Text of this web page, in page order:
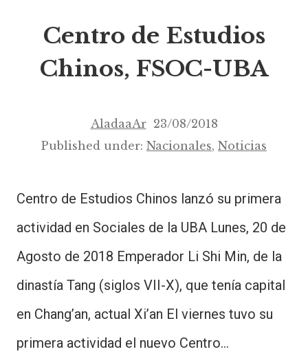
Centro de Estudios
Chinos, FSOC-UBA
AladaaAr 23/08/2018
Published under: Nacionales, Noticias
Centro de Estudios Chinos lanzó su primera
actividad en Sociales de la UBA Lunes, 20 de
Agosto de 2018 Emperador Li Shi Min, de la
dinastía Tang (siglos VII-X), que tenía capital
en Chang’an, actual Xi’an El viernes tuvo su
primera actividad el nuevo Centro…